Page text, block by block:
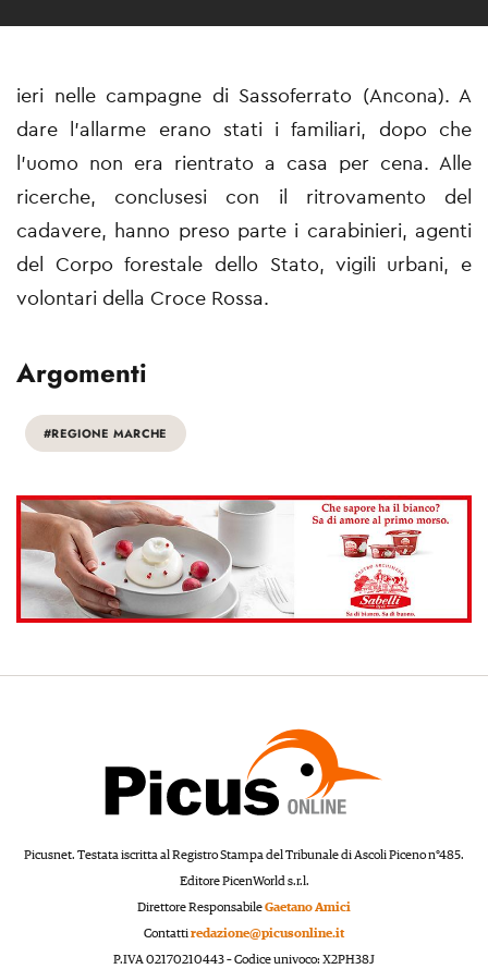
ieri nelle campagne di Sassoferrato (Ancona). A
dare l'allarme erano stati i familiari, dopo che
l'uomo non era rientrato a casa per cena. Alle
ricerche, conclusesi con il ritrovamento del
cadavere, hanno preso parte i carabinieri, agenti
del Corpo forestale dello Stato, vigili urbani, e
volontari della Croce Rossa.
Argomenti
#REGIONE MARCHE
Picusnet. Testata iscritta al Registro Stampa del Tribunale di Ascoli Piceno n°485.
Editore PicenWorld s.r.l.
Direttore ResponsabileGaetano Amici
Contattiredazione@picusonline.it
P.IVA 02170210443 – Codice univoco: X2PH38J